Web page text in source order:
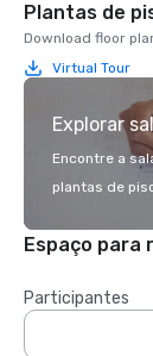
Plantas de
Download floor
Virtual Tour
Explorar
Encontre a
plantas de
Espaço para
Participantes